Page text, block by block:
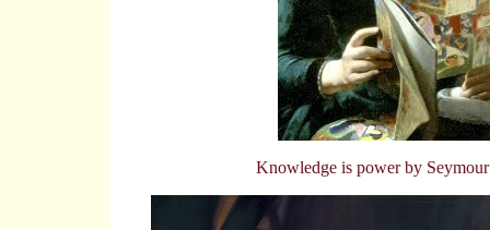
Knowledge is power by